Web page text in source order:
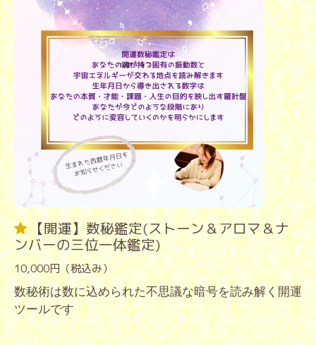
【開運】数秘鑑定(ストーン＆アロマ＆ナ
ンバーの三位一体鑑定)
10,000円（税込み）
数秘術は数に込められた不思議な暗号を読み解く開運
ツールです